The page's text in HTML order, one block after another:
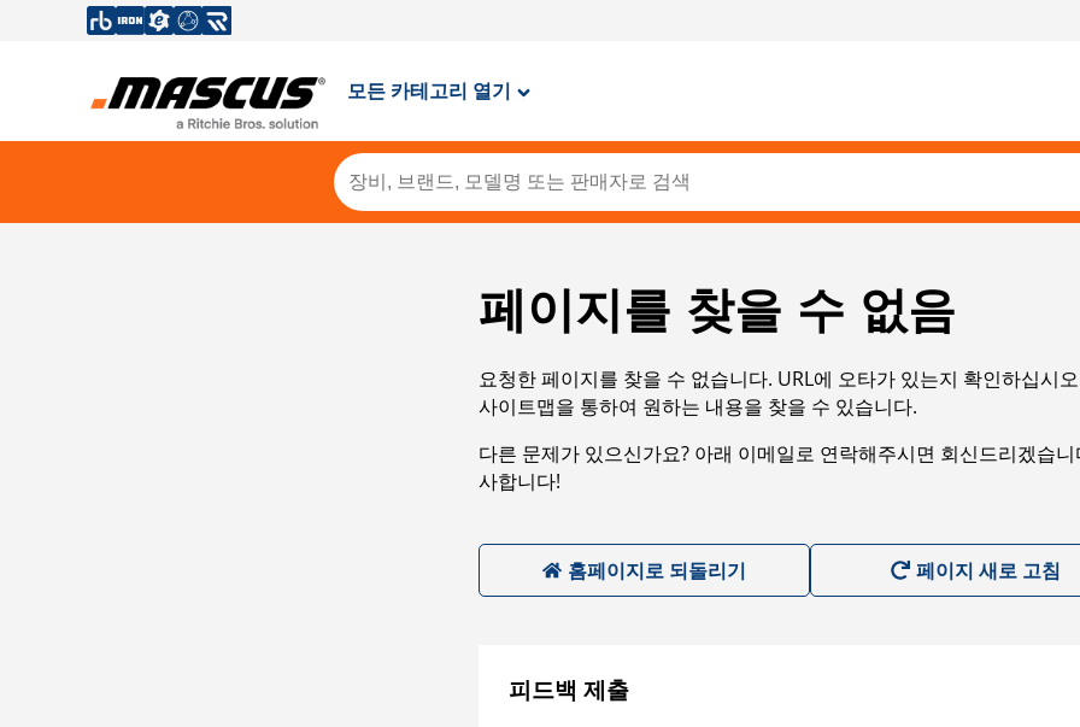
모든 카테고리 열기
페이지를 찾을 수 없음
요청한 페이지를 찾을 수 없습니다. URL에 오타가 있는지 확인하십시
사이트맵을 통하여 원하는 내용을 찾을 수 있습니다.
다른 문제가 있으신가요? 아래 이메일로 연락해주시면 회신드리겠습
사합니다!
홈페이지로 되돌리기 페이지 새로 고침
피드백 제출